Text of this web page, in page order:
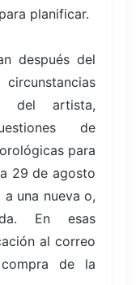
planificar.
después del
del artista,
de
para
29 de agosto
una nueva o,
En esas
al correo
de la